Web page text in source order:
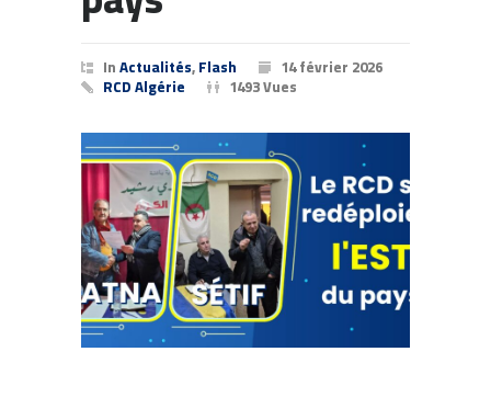
InActualités,Flash 14 février 2026
RCD Algérie 1493 Vues